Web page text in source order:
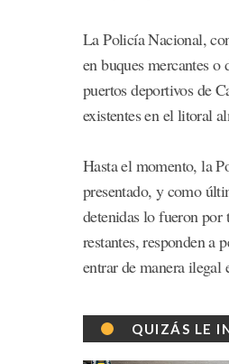
La Policía Nacional,
en buques mercantes
puertos deportivos de
existentes en el litoral
Hasta el momento, la
presentado, y como
detenidas lo fueron por
restantes, responden a
entrar de manera ilegal
QUIZÁS LE